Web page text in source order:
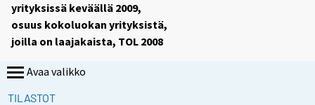
yrityksissä keväällä 2009,
osuus kokoluokan yrityksistä,
joilla on laajakaista, TOL 2008
Avaa valikko
TILASTOT